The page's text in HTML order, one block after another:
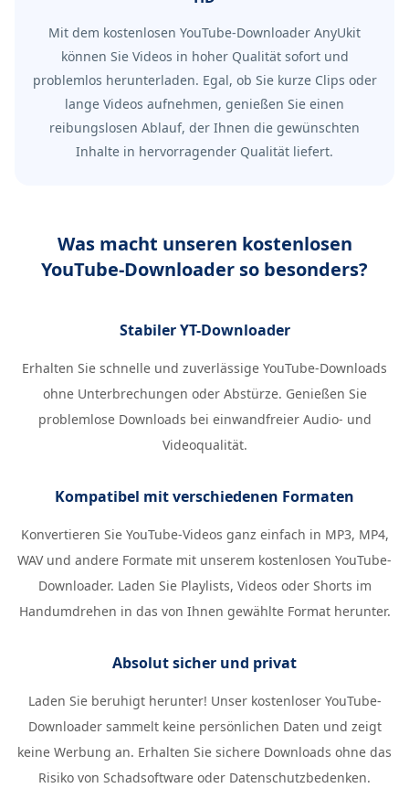
Mit dem kostenlosen YouTube-Downloader AnyUkit
können Sie Videos in hoher Qualität sofort und
problemlos herunterladen. Egal, ob Sie kurze Clips oder
lange Videos aufnehmen, genießen Sie einen
reibungslosen Ablauf, der Ihnen die gewünschten
Inhalte in hervorragender Qualität liefert.
Was macht unseren kostenlosen
YouTube-Downloader so besonders?
Stabiler YT-Downloader
Erhalten Sie schnelle und zuverlässige YouTube-Downloads
ohne Unterbrechungen oder Abstürze. Genießen Sie
problemlose Downloads bei einwandfreier Audio- und
Videoqualität.
Kompatibel mit verschiedenen Formaten
Konvertieren Sie YouTube-Videos ganz einfach in MP3, MP4,
WAV und andere Formate mit unserem kostenlosen YouTube-
Downloader. Laden Sie Playlists, Videos oder Shorts im
Handumdrehen in das von Ihnen gewählte Format herunter.
Absolut sicher und privat
Laden Sie beruhigt herunter! Unser kostenloser YouTube-
Downloader sammelt keine persönlichen Daten und zeigt
keine Werbung an. Erhalten Sie sichere Downloads ohne das
Risiko von Schadsoftware oder Datenschutzbedenken.